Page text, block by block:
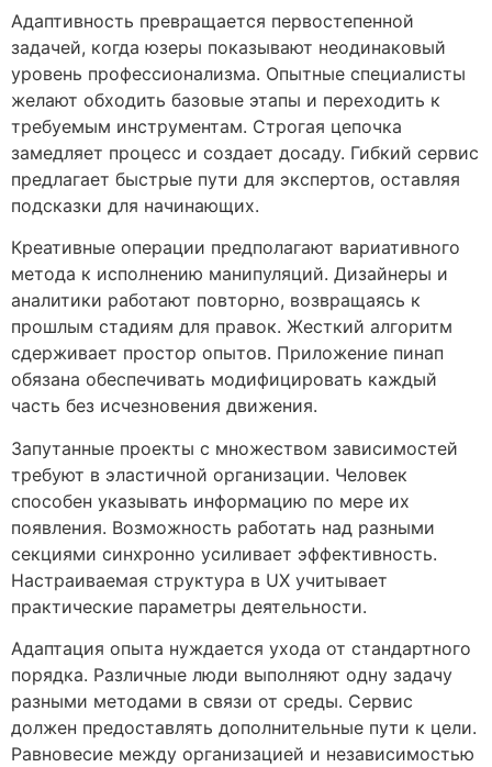
Адаптивность превращается первостепенной
задачей, когда юзеры показывают неодинаковый
уровень профессионализма. Опытные специалисты
желают обходить базовые этапы и переходить к
требуемым инструментам. Строгая цепочка
замедляет процесс и создает досаду. Гибкий сервис
предлагает быстрые пути для экспертов, оставляя
подсказки для начинающих.
Креативные операции предполагают вариативного
метода к исполнению манипуляций. Дизайнеры и
аналитики работают повторно, возвращаясь к
прошлым стадиям для правок. Жесткий алгоритм
сдерживает простор опытов. Приложение пинап
обязана обеспечивать модифицировать каждый
часть без исчезновения движения.
Запутанные проекты с множеством зависимостей
требуют в эластичной организации. Человек
способен указывать информацию по мере их
появления. Возможность работать над разными
секциями синхронно усиливает эффективность.
Настраиваемая структура в UX учитывает
практические параметры деятельности.
Адаптация опыта нуждается ухода от стандартного
порядка. Различные люди выполняют одну задачу
разными методами в связи от среды. Сервис
должен предоставлять дополнительные пути к цели.
Равновесие между организацией и независимостью